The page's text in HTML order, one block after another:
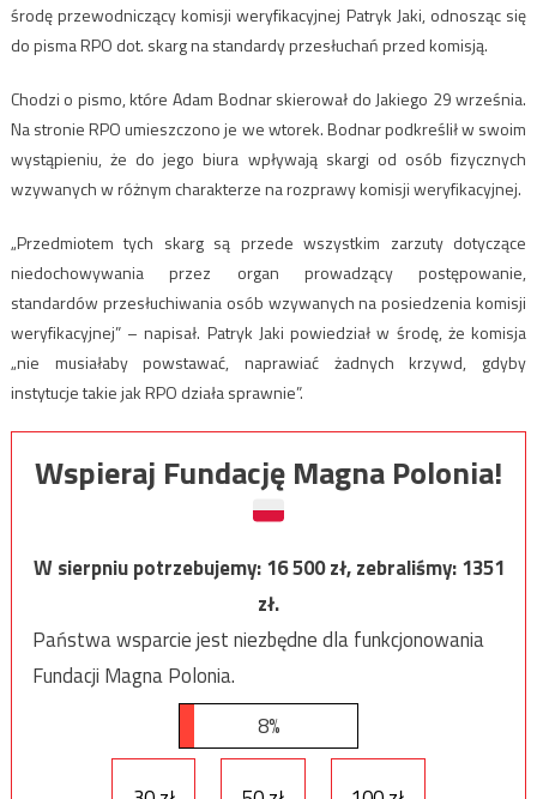
środę przewodniczący komisji weryfikacyjnej Patryk Jaki, odnosząc się
do pisma RPO dot. skarg na standardy przesłuchań przed komisją.
Chodzi o pismo, które Adam Bodnar skierował do Jakiego 29 września.
Na stronie RPO umieszczono je we wtorek. Bodnar podkreślił w swoim
wystąpieniu, że do jego biura wpływają skargi od osób fizycznych
wzywanych w różnym charakterze na rozprawy komisji weryfikacyjnej.
„Przedmiotem tych skarg są przede wszystkim zarzuty dotyczące
niedochowywania przez organ prowadzący postępowanie,
standardów przesłuchiwania osób wzywanych na posiedzenia komisji
weryfikacyjnej” – napisał. Patryk Jaki powiedział w środę, że komisja
„nie musiałaby powstawać, naprawiać żadnych krzywd, gdyby
instytucje takie jak RPO działa sprawnie”.
Wspieraj Fundację Magna Polonia!
W sierpniu potrzebujemy:16 500zł, zebraliśmy:1351
zł.
Państwa wsparcie jest niezbędne dla funkcjonowania
Fundacji Magna Polonia.
8%